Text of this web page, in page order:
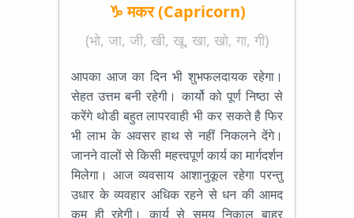
♑ मकर (Capricorn)
(भो, जा, जी, खी, खू, खा, खो, गा, गी)
आपका आज का दिन भी शुभफलदायक रहेगा।
सेहत उत्तम बनी रहेगी। कार्यो को पूर्ण निष्ठा से
करेंगे थोडी बहुत लापरवाही भी कर सकते है फिर
भी लाभ के अवसर हाथ से नहीं निकलने देंगे।
जानने वालों से किसी महत्त्वपूर्ण कार्य का मार्गदर्शन
मिलेगा। आज व्यवसाय आशानुकूल रहेगा परन्तु
उधार के व्यवहार अधिक रहने से धन की आमद
कम ही रहेगी। कार्य से समय निकाल बाहर